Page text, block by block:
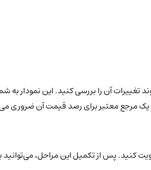
تغییرات آن را بررسی کنید. این نمودار
یک مرجع معتبر برای رصد قیمت آن ضروری
کنید. پس از تکمیل این مراحل،